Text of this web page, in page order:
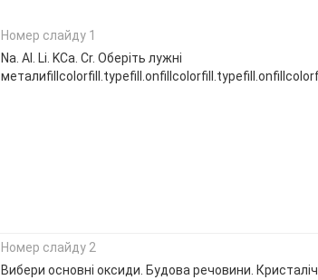
Номер слайду 1
Na. Al. Li. KCa. Cr. Оберіть лужні
Номер слайду 2
Вибери основні оксиди. Будова речовини.